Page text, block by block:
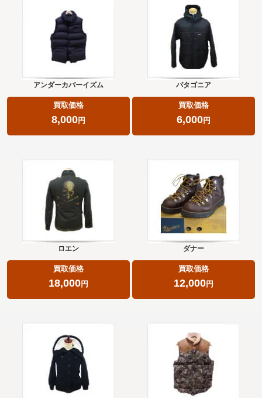
アンダーカバーイズム
買取価格
8,000円
パタゴニア
買取価格
6,000円
ロエン
買取価格
18,000円
ダナー
買取価格
12,000円